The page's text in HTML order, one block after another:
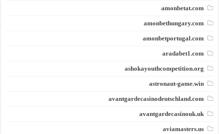
amonbetat.com
amonbethungary.com
amonbetportugal.com
aradabet1.com
ashokayouthcompetition.org
astronaut-game.win
avantgardecasinodeutschland.com
avantgardecasinouk.uk
aviamasters.us